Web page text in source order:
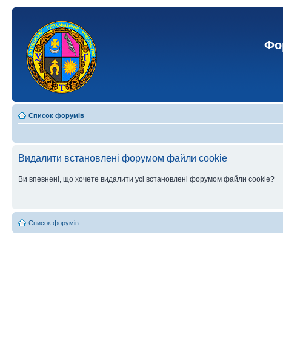
Список форумів
Видалити встановлені форумом файли cookie
Ви впевнені, що хочете видалити усі встановлені форумом файли cookie?
Список форумів